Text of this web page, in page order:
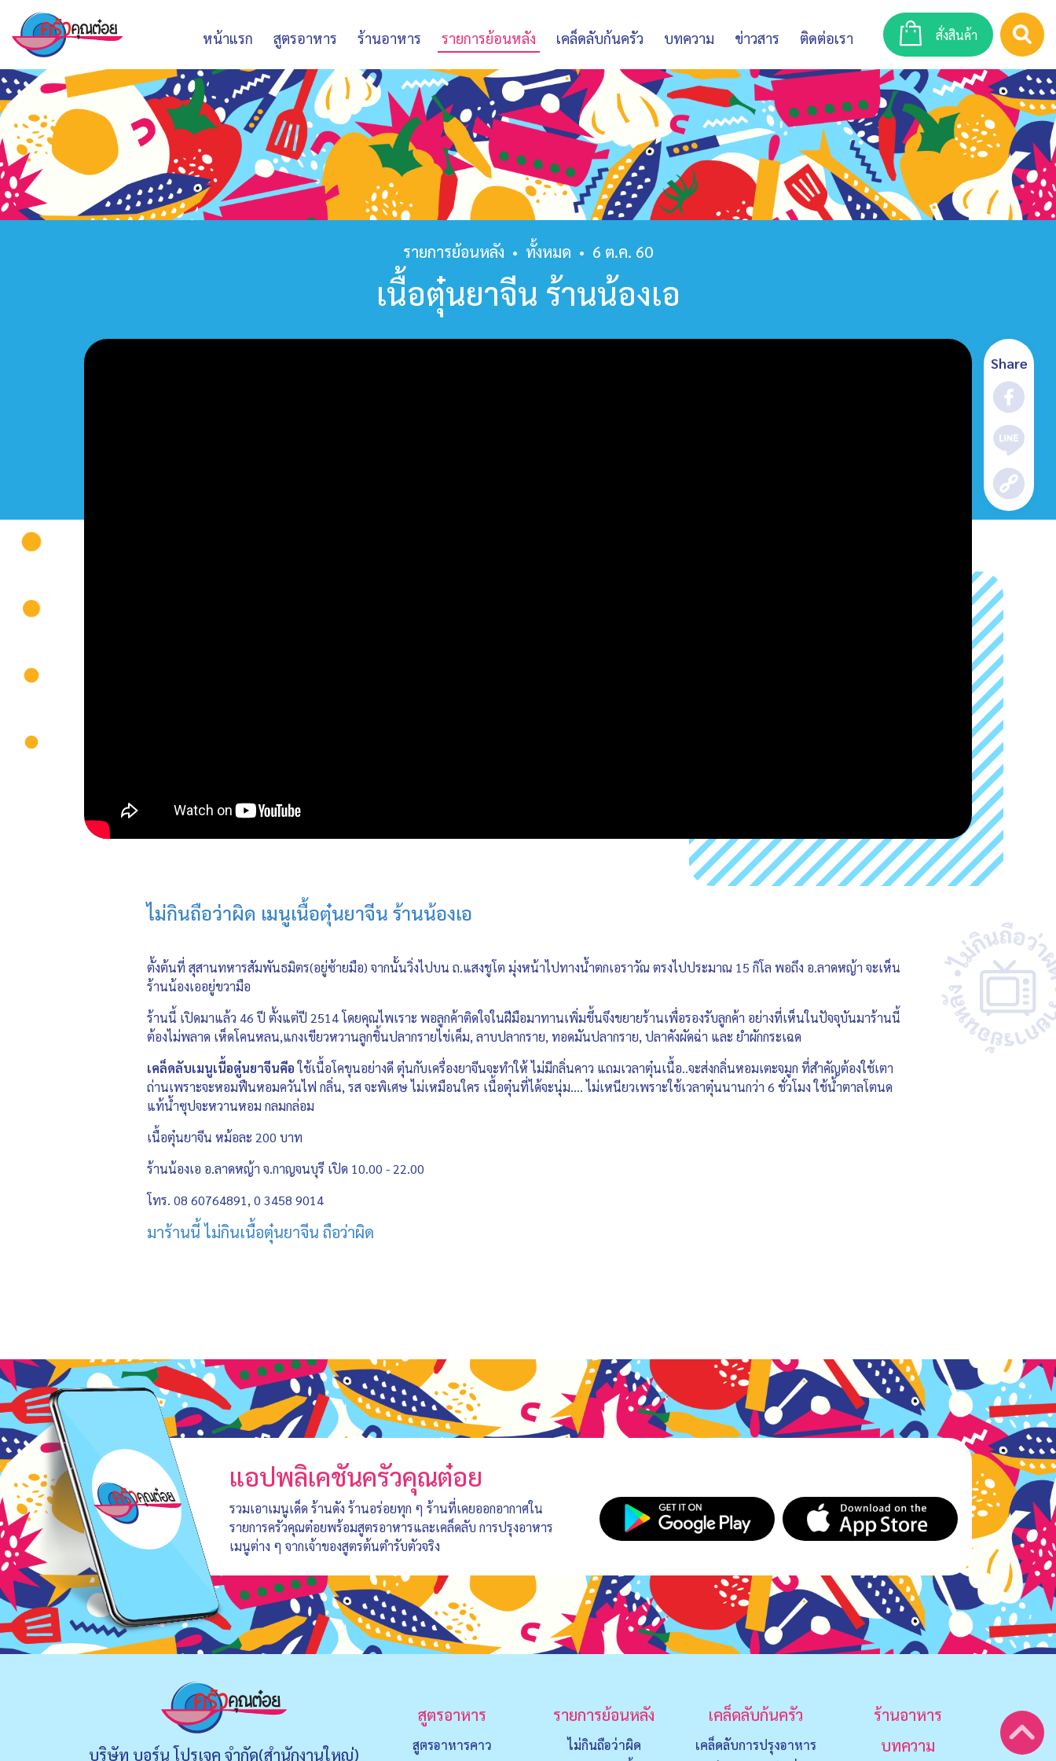
หน้าแรก สูตรอาหาร ร้านอาหาร รายการย้อนหลัง เคล็ดลับก้นครัว บทความ ข่าวสาร ติดต่อเรา สั่งสินค้า
รายการย้อนหลัง • ทั้งหมด • 6 ต.ค. 60
เนื้อตุ๋นยาจีน ร้านน้องเอ
Share
ไม่กินถือว่าผิด เมนูเนื้อตุ๋นยาจีน ร้านน้องเอ
ตั้งต้นที่ สุสานทหารสัมพันธมิตร(อยู่ซ้ายมือ) จากนั้นวิ่งไปบน ถ.แสงชูโต มุ่งหน้าไปทางน้ำตกเอราวัณ ตรงไปประมาณ 15 กิโล พอถึง อ.ลาดหญ้า จะเห็น
ร้านน้องเออยู่ขวามือ
ร้านนี้ เปิดมาแล้ว 46 ปี ตั้งแต่ปี 2514 โดยคุณไพเราะ พอลูกค้าติดใจในฝีมือมาทานเพิ่มขึ้นจึงขยายร้านเพื่อรองรับลูกค้า อย่างที่เห็นในปัจจุบันมาร้านนี้
ต้องไม่พลาด เห็ดโคนหลน,แกงเขียวหวานลูกชิ้นปลากรายไข่เค็ม, ลาบปลากราย, ทอดมันปลากราย, ปลาคังผัดฉ่า และ ยำผักกระเฉด
เคล็ดลับเมนูเนื้อตู๋นยาจีนคือใช้เนื้อโคขุนอย่างดี ตุ๋นกับเครื่องยาจีนจะทำให้ ไม่มีกลิ่นคาว แถมเวลาตุ๋นเนื้อ..จะส่งกลิ่นหอมเตะจมูก ที่สำคัญต้องใช้เตา
ถ่านเพราะจะหอมฟืนหอมควันไฟ กลิ่น, รส จะพิเศษ ไม่เหมือนใคร เนื้อตุ๋นที่ได้จะนุ่ม.... ไม่เหนียวเพราะใช้เวลาตุ๋นนานกว่า 6 ชั่วโมง ใช้น้ำตาลโตนด
แท้น้ำซุปจะหวานหอม กลมกล่อม
เนื้อตุ๋นยาจีน หม้อละ 200 บาท
ร้านน้องเอ อ.ลาดหญ้า จ.กาญจนบุรี เปิด 10.00 - 22.00
โทร. 08 60764891, 0 3458 9014
มาร้านนี้ ไม่กินเนื้อตุ๋นยาจีน ถือว่าผิด
แอปพลิเคชันครัวคุณต๋อย
รวมเอาเมนูเด็ด ร้านดัง ร้านอร่อยทุก ๆ ร้านที่เคยออกอากาศใน
รายการครัวคุณต๋อยพร้อมสูตรอาหารและเคล็ดลับ การปรุงอาหาร
เมนูต่าง ๆ จากเจ้าของสูตรต้นตำรับตัวจริง
บริษัท บอร์น โปรเจค จำกัด(สำนักงานใหญ่)
สูตรอาหาร
สูตรอาหารคาว
รายการย้อนหลัง
ไม่กินถือว่าผิด
เคล็ดลับก้นครัว
เคล็ดลับการปรุงอาหาร
ร้านอาหาร
บทความ